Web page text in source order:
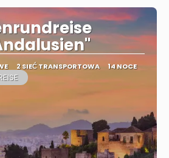
2 SIEĆ TRANSPORTOWA 14 NOCE